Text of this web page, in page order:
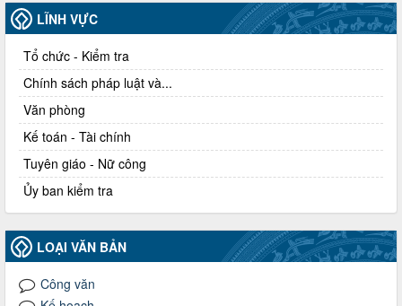
LĨNH VỰC
Tổ chức - Kiểm tra
Chính sách pháp luật và...
Văn phòng
Kế toán - Tài chính
Tuyên giáo - Nữ công
Ủy ban kiểm tra
LOẠI VĂN BẢN
Công văn